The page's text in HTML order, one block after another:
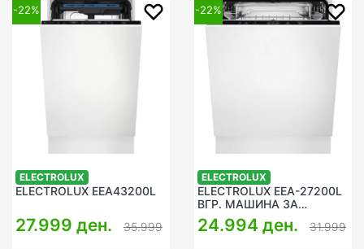
-22%
ELECTROLUX
ELECTROLUX EEA43200L
27.999 ден. 35.999
-22%
ELECTROLUX
ELECTROLUX EEA-27200L
ВГР. МАШИНА ЗА
САДОВИ
24.994 ден. 31.999